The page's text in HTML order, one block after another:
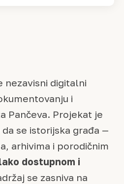
nezavisni digitalni
i
Pančeva. Projekat je
se istorijska građa —
arhivima i porodičnim
dostupnom i
se zasniva na